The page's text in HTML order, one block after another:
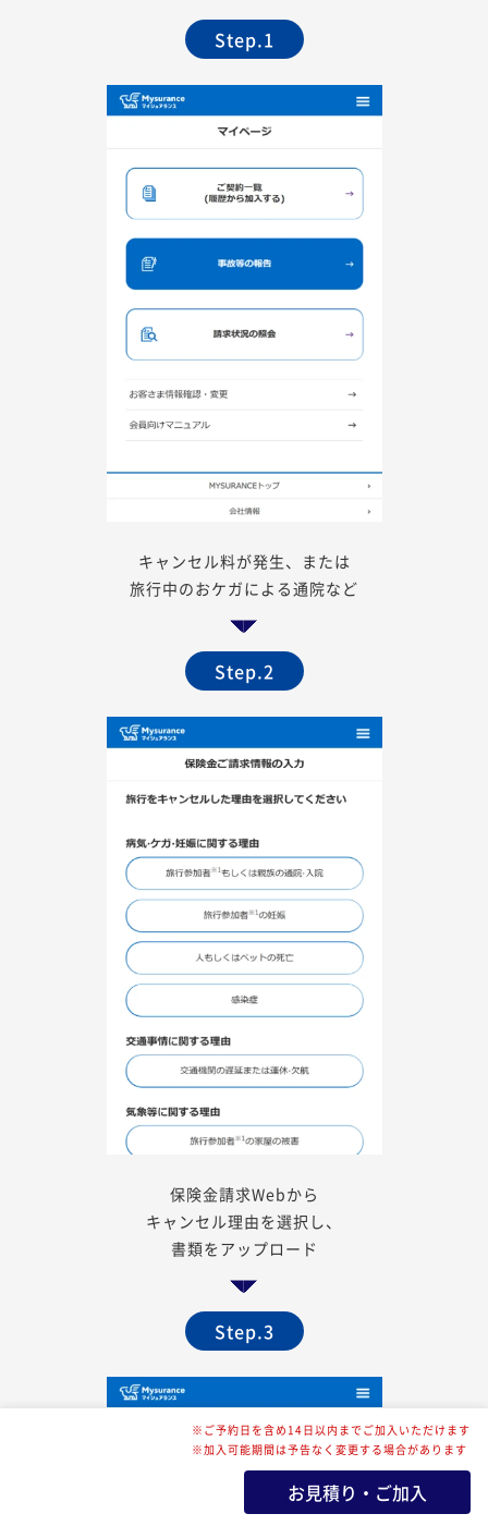
Step.1
キャンセル料が発生、または
旅行中のおケガによる通院など
Step.2
保険金請求Webから
キャンセル理由を選択し、
書類をアップロード
Step.3
※ご予約日を含め14日以内までご加入いただけます
※加入可能期間は予告なく変更する場合があります
お見積り・ご加入